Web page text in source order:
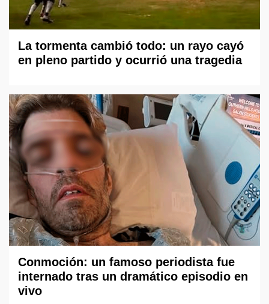
La tormenta cambió todo: un rayo cayó
en pleno partido y ocurrió una tragedia
Conmoción: un famoso periodista fue
internado tras un dramático episodio en
vivo